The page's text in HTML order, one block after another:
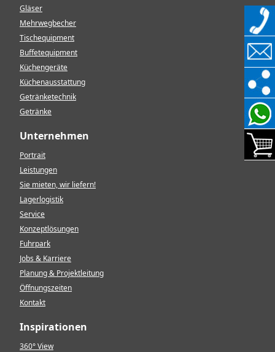
Gläser
Mehrwegbecher
Tischequipment
Buffetequipment
Küchengeräte
Küchenausstattung
Getränketechnik
Getränke
Unternehmen
Portrait
Leistungen
Sie mieten, wir liefern!
Lagerlogistik
Service
Konzeptlösungen
Fuhrpark
Jobs & Karriere
Planung & Projektleitung
Öffnungszeiten
Kontakt
Inspirationen
360° View